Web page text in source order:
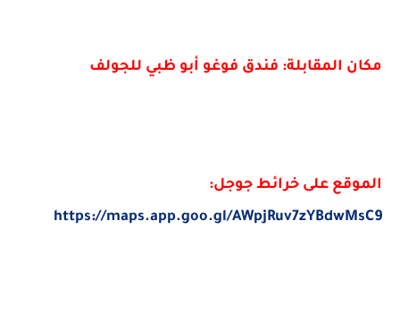
مكان المقابلة: فندق فوغو أبو ظبي للجولف
الموقع على خرائط جوجل:
https://maps.app.goo.gl/AWpjRuv7zYBdwMsC9